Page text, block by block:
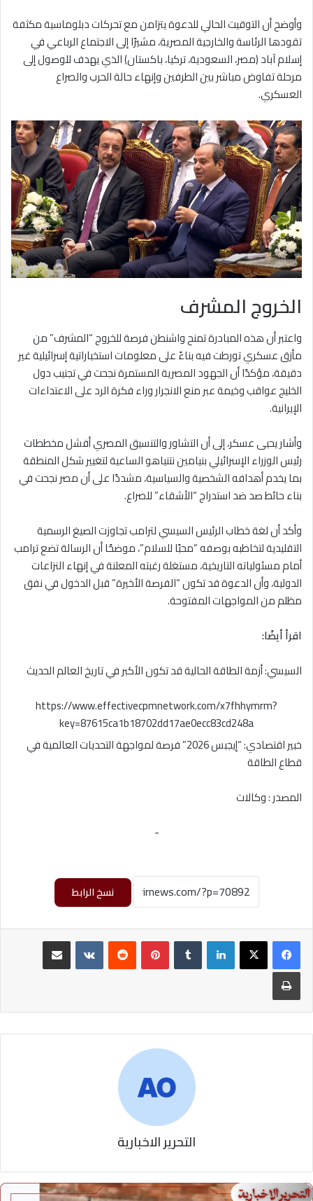
وأوضح أن التوقيت الحالي للدعوة يتزامن مع تحركات دبلوماسية مكثفة
تقودها الرئاسة والخارجية المصرية، مشيرًا إلى الاجتماع الرباعي في
إسلام آباد (مصر، السعودية، تركيا، باكستان) الذي يهدف للوصول إلى
مرحلة تفاوض مباشر بين الطرفين وإنهاء حالة الحرب والصراع
العسكري.
الخروج المشرف
واعتبر أن هذه المبادرة تمنح واشنطن فرصة للخروج “المشرف” من
مأزق عسكري تورطت فيه بناءً على معلومات استخباراتية إسرائيلية غير
دقيقة، مؤكدًا أن الجهود المصرية المستمرة نجحت في تجنيب دول
الخليج عواقب وخيمة عبر منع الانجرار وراء فكرة الرد على الاعتداءات
الإيرانية.
وأشار يحيى عسكر، إلى أن التشاور والتنسيق المصري أفشل مخططات
رئيس الوزراء الإسرائيلي بنيامين نتنياهو الساعية لتغيير شكل المنطقة
بما يخدم أهدافه الشخصية والسياسية، مشددًا على أن مصر نجحت في
بناء حائط صد ضد استدراج “الأشقاء” للصراع.
وأكد أن لغة خطاب الرئيس السيسي لترامب تجاوزت الصيغ الرسمية
التقليدية لتخاطبه بوصفه “محبًا للسلام”، موضحًا أن الرسالة تضع ترامب
أمام مسئولياته التاريخية، مستغلة رغبته المعلنة في إنهاء النزاعات
الدولية، وأن الدعوة قد تكون “الفرصة الأخيرة” قبل الدخول في نفق
مظلم من المواجهات المفتوحة.
اقرأ أيضًا:
السيسي: أزمة الطاقة الحالية قد تكون الأكبر في تاريخ العالم الحديث
https://www.effectivecpmnetwork.com/x7fhhymrm?
key=87615ca1b18702dd17ae0ecc83cd248a
خبير اقتصادي: “إيجبس 2026” فرصة لمواجهة التحديات العالمية في
قطاع الطاقة
المصدر : وكالات
-
نسخ الرابط
لينكدإن بينتيريست
طباعة
التحرير الاخبارية